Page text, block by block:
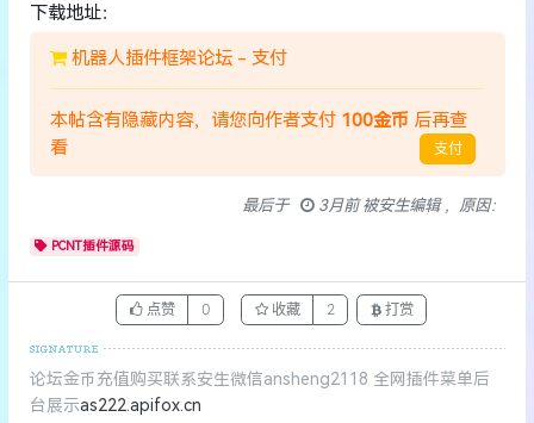
下载地址：
机器人插件框架论坛 - 支付
本帖含有隐藏内容，请您向作者支付 100金币 后再查
看
支付
最后于 3月前 被安生编辑 ，原因：
PCNT插件源码
点赞 0 收藏 2 打赏
论坛金币充值购买联系安生微信ansheng2118 全网插件菜单后
台展示as222.apifox.cn